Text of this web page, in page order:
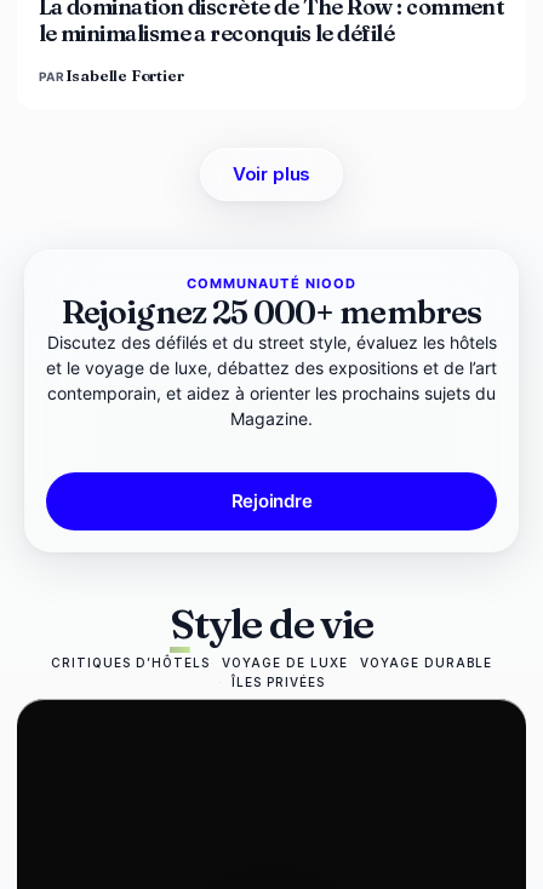
La domination discrète de The Row : comment
le minimalisme a reconquis le défilé
PAR Isabelle Fortier
Voir plus
COMMUNAUTÉ NIOOD
Rejoignez 25 000+ membres
Discutez des défilés et du street style, évaluez les hôtels
et le voyage de luxe, débattez des expositions et de l’art
contemporain, et aidez à orienter les prochains sujets du
Magazine.
Rejoindre
Style de vie
CRITIQUES D’HÔTELS VOYAGE DE LUXE
VOYAGE DURABLE
ÎLES PRIVÉES